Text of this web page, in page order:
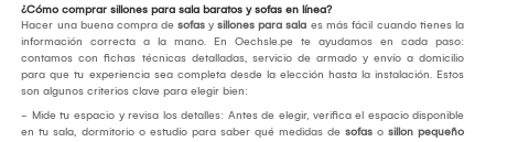
¿Cómo comprar sillones para sala baratos y sofas en línea?
Hacer una buena compra desofas ysillones para sala es más fácil cuando tienes la
información correcta a la mano. En Oechsle.pe te ayudamos en cada paso:
contamos con fichas técnicas detalladas, servicio de armado y envío a domicilio
para que tu experiencia sea completa desde la elección hasta la instalación. Estos
son algunos criterios clave para elegir bien:
- Mide tu espacio y revisa los detalles: Antes de elegir, verifica el espacio disponible
en tu sala, dormitorio o estudio para saber qué medidas desofasosillon pequeño